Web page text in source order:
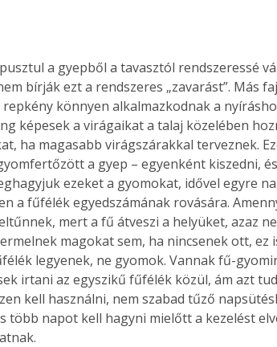
megéri!
információ itt!
megéri! A
kedvezményes
postaköltséggel
a gyepből a tavasztól rendszeressé
bírják ezt a rendszeres „zavarást”. Más
könnyen alkalmazkodnak a
képesek a virágaikat a talaj közelében
ha magasabb virágszárakkal terveznek.
a gyep – egyenként kiszedni,
ezeket a gyomokat, idővel egyre
a fűfélék egyedszámának rovására.
mert a fű átveszi a helyüket, azaz
magokat sem, ha nincsenek ott, ez
legyenek, ne gyomok. Vannak fű-
irtani az egyszikű fűfélék közül, ám azt
kell használni, nem szabad tűző
több napot kell hagyni mielőtt a kezelést